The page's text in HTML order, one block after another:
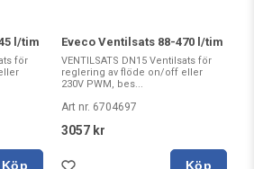
l/tim
för
Köp
Eveco Ventilsats 88-470 l/tim
VENTILSATS DN15 Ventilsats för
reglering av flöde on/off eller
230V PWM, bes...
Art nr. 6704697
3057 kr
Köp